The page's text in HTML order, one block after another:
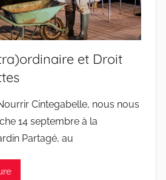
et Droit
Cintegabelle, nous nous
14 septembre à la
Partagé, au